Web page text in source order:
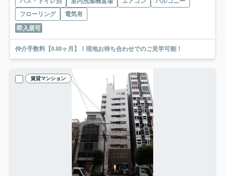
フローリング
電気有
即入居可
仲介手数料【0.88ヶ月】！現地お待ち合わせでのご見学可能！
賃貸マンション